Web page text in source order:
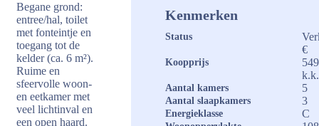
Begane grond:
entree/hal, toilet
met fonteintje en
toegang tot de
kelder (ca. 6 m²).
Ruime en
sfeervolle woon-
en eetkamer met
veel lichtinval en
een open haard.
Kenmerken
Status
Koopprijs
€
k.k.
Aantal kamers 5
Aantal slaapkamers 3
Energieklasse C